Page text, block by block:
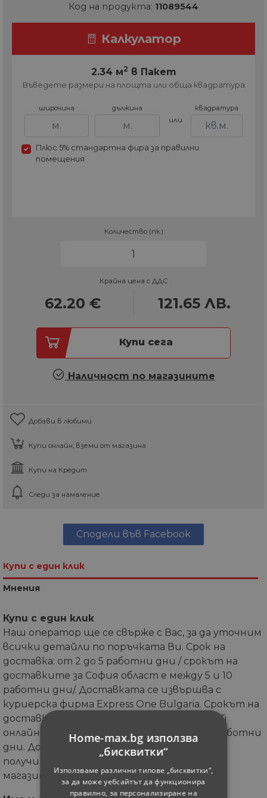
Код на продукта: 11089544
Калкулатор
2.34 м2 в Пакет
Въведете размери на площта или обща квадратура
широчина дължина
или
квадратура
Плюс 5% стандартна фира за правилни
помещения
Количество (пк.)
Крайна цена с ДДС
62.20 € 121.65 ЛВ.
Купи сега
Наличност по магазините
Добави в любими
Купи онлайн, вземи от магазина
Купи на Кредит
Следи за намаление
Сподели във Facebook
Купи с един клик
Мнения
Купи с един клик
Наш оператор ще се свърже с Вас, за да уточним
всички детайли по поръчката Ви. Срок на
доставка: от 2 до 5 работни дни / срокът на
доставките за София област е между 5 и 10
работни дни/. Доставката се извършва с
куриерска фирма Express One Bulgaria. Срокът на
доставка при In-Shop поръчката (Поръчай
онлайн и вземи от магазина) е от 5 до 7 работни
дни. Допълнителна информация може да
получите от координаторите на онлайн
магазина.
Home-max.bg използва
„бисквитки“
Използваме различни типове „бисквитки“,
за да може уебсайтът да функционира
правилно, за персонализиране на